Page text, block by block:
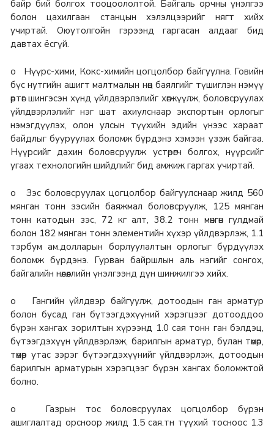
байр бий болгох тооцоололтой. Байгаль орчны үнэлгээ
болон цахилгаан станцын хэлэлцээрийг нягт хийх
учиртай. Оюутолгойн гэрээнд гаргасан алдааг бид
давтах ёсгүй.
o Нүүрс-хими, Кокс-химийн цогцолбор байгуулна. Говийн
бүс нутгийн ашигт малтмалын нөөц баялгийг түшиглэн нэмүү
өртөг шингэсэн хүнд үйлдвэрлэлийг хөгжүүлж, боловсруулах
үйлдвэрлэлийг нэг шат ахиулснаар экспортын орлогыг
нэмэгдүүлэх, олон улсын түүхийн эдийн үнээс хараат
байдлыг бууруулах боломж бүрдэнэ хэмээн үзэж байгаа.
Нүүрсийг дахин боловсруулж устөрөгч болгох, нүүрсийг
угаах технологийн шийдлийг бид амжиж гаргах учиртай.
o Зэс боловсруулах цогцолбор байгуулснаар жилд 560
мянган тонн зэсийн баяжмал боловсруулж, 125 мянган
тонн катодын зэс, 72 кг алт, 38.2 тонн мөнгөн гулдмай
болон 182 мянган тонн элементийн хүхэр үйлдвэрлэж, 1.1
тэрбум ам.долларын борлуулалтын орлогыг бүрдүүлэх
боломж бүрдэнэ. Гурван байршлын аль нэгийг сонгох,
байгалийн нөлөөллийн үнэлгээнд дүн шинжилгээ хийх.
o Гангийн үйлдвэр байгуулж, дотоодын ган арматур
болон бусад ган бүтээгдэхүүний хэрэгцээг дотооддоо
бүрэн хангах зорилтын хүрээнд 1.0 сая тонн ган бэлдэц,
бүтээгдэхүүн үйлдвэрлэж, барилгын арматур, булан төмөр,
төмөр утас зэрэг бүтээгдэхүүнийг үйлдвэрлэж, дотоодын
барилгын арматурын хэрэгцээг бүрэн хангах боломжтой
болно.
o Газрын тос боловсруулах цогцолбор бүрэн
ашиглалтад орсноор жилд 1.5 сая.тн түүхий тосноос 1.3